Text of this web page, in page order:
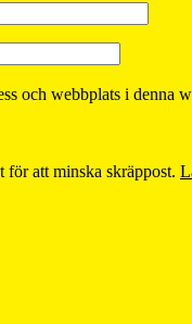
och webbplats i denna
för att minska skräppost.